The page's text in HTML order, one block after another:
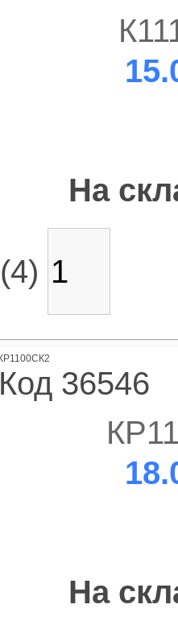
На
(4)
Код 36546
На